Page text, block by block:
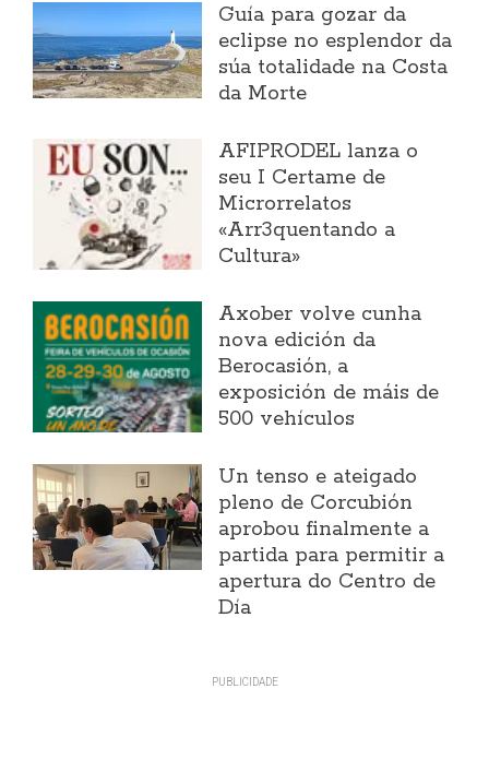
Guía para gozar da
eclipse no esplendor da
súa totalidade na Costa
da Morte
AFIPRODEL lanza o
seu I Certame de
Microrrelatos
«Arr3quentando a
Cultura»
Axober volve cunha
nova edición da
Berocasión, a
exposición de máis de
500 vehículos
Un tenso e ateigado
pleno de Corcubión
aprobou finalmente a
partida para permitir a
apertura do Centro de
Día